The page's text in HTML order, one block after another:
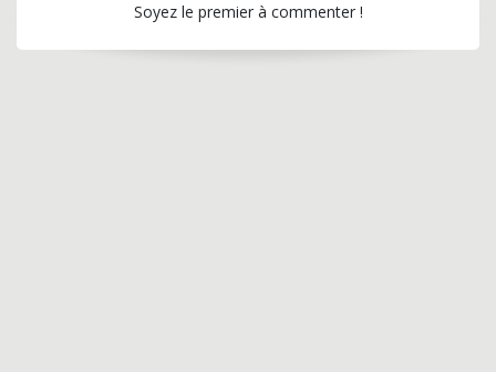
Soyez le premier à commenter !